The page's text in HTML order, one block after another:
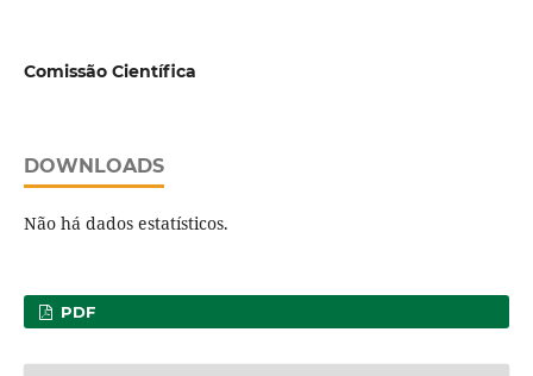
Comissão Científica
DOWNLOADS
Não há dados estatísticos.
PDF